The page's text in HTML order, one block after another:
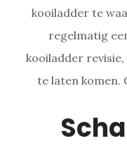
kooiladder te
regelmatig
kooiladder
te laten komen.